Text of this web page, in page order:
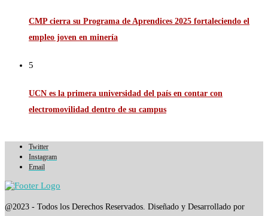
CMP cierra su Programa de Aprendices 2025 fortaleciendo el
empleo joven en minería
5
UCN es la primera universidad del país en contar con
electromovilidad dentro de su campus
Twitter
Instagram
Email
@2023 - Todos los Derechos Reservados. Diseñado y Desarrollado por